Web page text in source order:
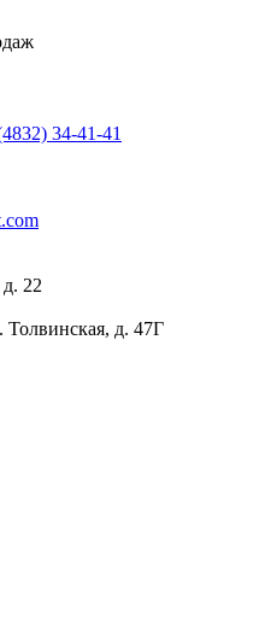
34-41-41
22
Толвинская, д. 47Г